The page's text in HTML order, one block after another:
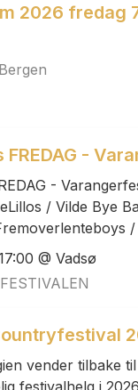
2026 fredag
FREDAG -
-
/ Vilde Bye
@ Vadsø
vender tilbake
festivalhelg i